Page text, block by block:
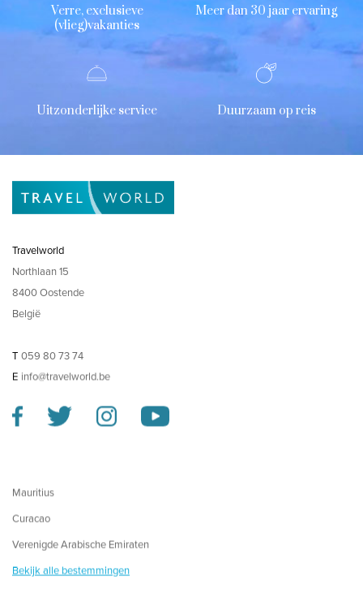
Verre, exclusieve
(vlieg)vakanties
Meer dan 30 jaar ervaring
Uitzonderlijke service Duurzaam op reis
Travelworld
Northlaan 15
8400 Oostende
België
T 059 80 73 74
E info@travelworld.be
Mauritius
Curacao
Verenigde Arabische Emiraten
Bekijk alle bestemmingen